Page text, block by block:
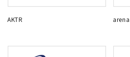
AKTR arena